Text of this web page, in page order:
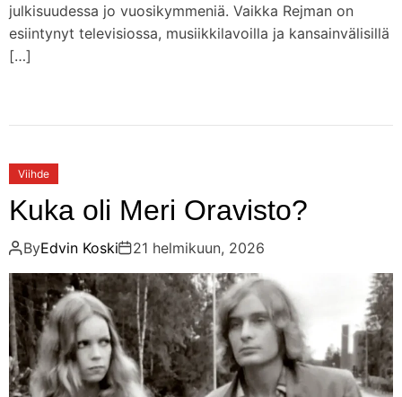
julkisuudessa jo vuosikymmeniä. Vaikka Rejman on
esiintynyt televisiossa, musiikkilavoilla ja kansainvälisillä
[…]
Viihde
Kuka oli Meri Oravisto?
ByEdvin Koski 21 helmikuun, 2026